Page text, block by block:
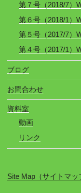
第７号（2018/7）
第６号（2018/1）
第５号（2017/7）
第４号（2017/1）
ブログ
お問合わせ
資料室
動画
リンク
Site Map（サイトマッ